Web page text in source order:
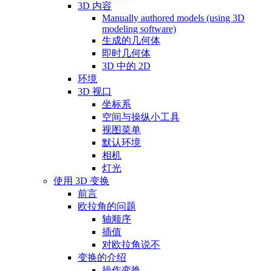
3D 内容
Manually authored models (using 3D
modeling software)
生成的几何体
即时几何体
3D 中的 2D
环境
3D 视口
坐标系
空间与操纵小工具
视图菜单
默认环境
相机
灯光
使用 3D 变换
前言
欧拉角的问题
轴顺序
插值
对欧拉角说不
变换的介绍